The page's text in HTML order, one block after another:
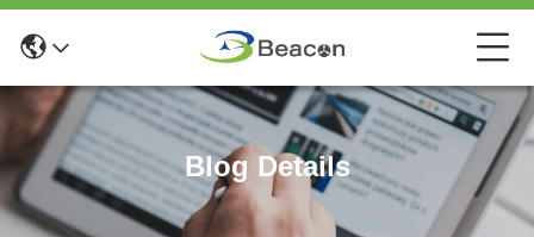
Blog Details